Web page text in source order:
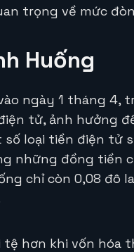
trọng về mức
Huống
ngày 1 tháng
tử, ảnh hưởng
loại tiền điện tử
những đồng tiền
chỉ còn 0,08 đô
hơn khi vốn hóa